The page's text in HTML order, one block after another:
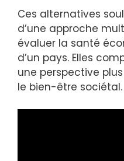
Ces alternatives
d’une approche
évaluer la santé
d’un pays. Elles
une perspective
le bien-être sociétal.